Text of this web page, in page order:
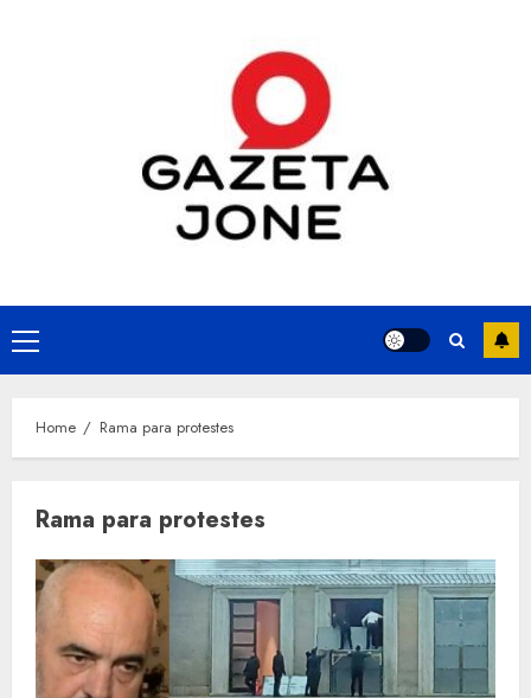
Primary
Menu
Home Rama para protestes
Rama para protestes